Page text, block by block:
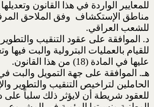
للمعايير الواردة في هذا القانون
مناطق الإستكشاف وفق الملاحق
للشعب العراقي.
د. الموافقة على عقود التنقيب والتطوير
للقيام بالعمليات البترولية والبت فيها
عليها في المادة (18) من هذا القانون.
هـ. الموافقة على جهة التمويل والبت
الحاملين لتراخيص التنقيب والتطوير
للعقود شريطة أن لايؤثر ذلك سلباً على